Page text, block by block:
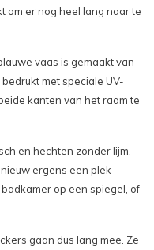
om er nog heel lang naar te
vaas is gemaakt van
met speciale UV-
kanten van het raam te
en hechten zonder lijm.
ergens een plek
op een spiegel, of
gaan dus lang mee. Ze